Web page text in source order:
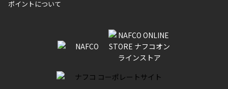
をさせていただきます。店舗に在庫がない場合は店舗よりお取り
いただく場合がございます。店舗準備でのお渡しとなる為、商品
のみの受け渡しとなります。（箱や納品書は付属しておりませ
ん）店舗で準備が出来次第、メールにてご連絡させていただきま
ポイントについて